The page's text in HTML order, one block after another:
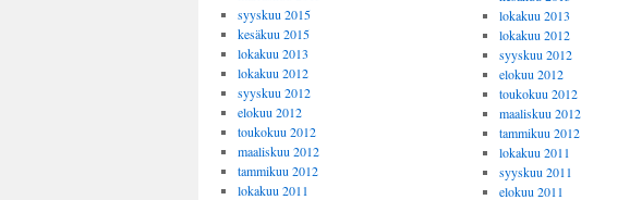
syyskuu 2015
kesäkuu 2015
lokakuu 2013
lokakuu 2012
syyskuu 2012
elokuu 2012
toukokuu 2012
maaliskuu 2012
tammikuu 2012
lokakuu 2011
lokakuu 2013
lokakuu 2012
syyskuu 2012
elokuu 2012
toukokuu 2012
maaliskuu 2012
tammikuu 2012
lokakuu 2011
syyskuu 2011
elokuu 2011